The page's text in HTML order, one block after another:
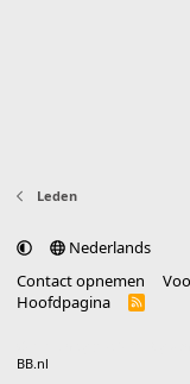
Leden
Nederlands
Contact opnemen
Hoofdpagina
R
BB.nl